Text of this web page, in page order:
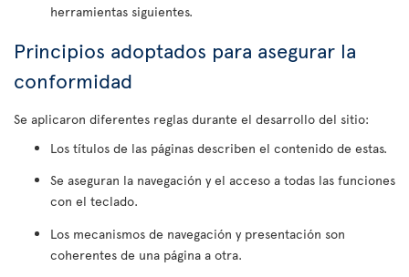
herramientas siguientes.
Principios adoptados para asegurar la
conformidad
Se aplicaron diferentes reglas durante el desarrollo del sitio:
Los títulos de las páginas describen el contenido de estas.
Se aseguran la navegación y el acceso a todas las funciones
con el teclado.
Los mecanismos de navegación y presentación son
coherentes de una página a otra.